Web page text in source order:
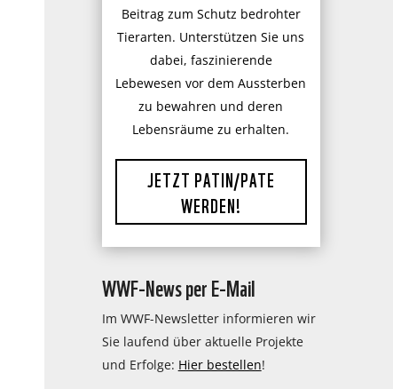
Beitrag zum Schutz bedrohter
Tierarten. Unterstützen Sie uns
dabei, faszinierende
Lebewesen vor dem Aussterben
zu bewahren und deren
Lebensräume zu erhalten.
JETZT PATIN/PATE
WERDEN!
WWF-News per E-Mail
Im WWF-Newsletter informieren wir
Sie laufend über aktuelle Projekte
und Erfolge: Hier bestellen!